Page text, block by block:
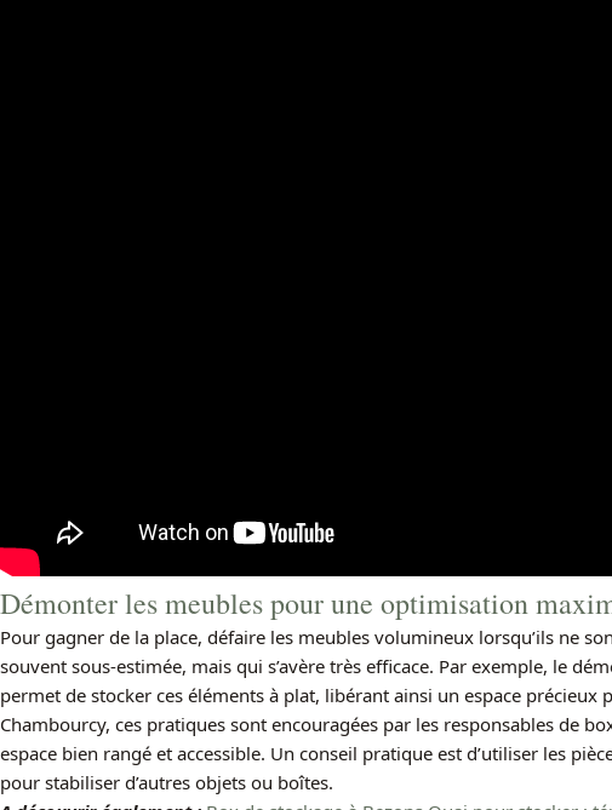
Démonter les meubles pour une optimisation
Pour gagner de la place, défaire les meubles volumineux lorsqu’ils ne
souvent sous-estimée, mais qui s’avère très efficace. Par exemple, le
permet de stocker ces éléments à plat, libérant ainsi un espace précieux
Chambourcy, ces pratiques sont encouragées par les responsables de
espace bien rangé et accessible. Un conseil pratique est d’utiliser les
pour stabiliser d’autres objets ou boîtes.